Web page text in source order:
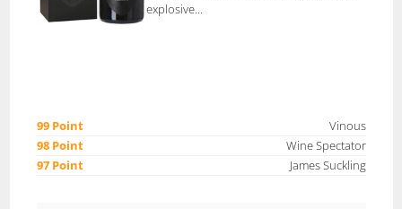
explosive...
99 Point
Vinous
98 Point
Wine Spectator
97 Point
James Suckling